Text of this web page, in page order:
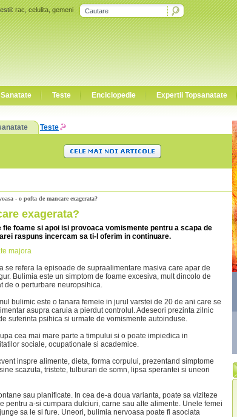
rac,celulita,gemeni
Teste Enciclopedie Expertii Topsanatate
Teste
- o pofta de mancare exagerata?
exagerata?
foame si apoi isi provoaca vomismente pentru a scapa de
raspuns incercam sa ti-l oferim in continuare.
majora
se refera la episoade de supraalimentare masiva care apar de
Bulimia este un simptom de foame excesiva, mult dincolo de
de o perturbare neuropsihica.
bulimic este o tanara femeie in jurul varstei de 20 de ani care se
asupra caruia a pierdut controlul. Adeseori prezinta zilnic
suferinta psihica si urmate de vomismente autoinduse.
cea mai mare parte a timpului si o poate impiedica in
sociale, ocupationale si academice.
inspre alimente, dieta, forma corpului, prezentand simptome
scazuta, tristete, tulburari de somn, lipsa sperantei si uneori
sau planificate. In cea de-a doua varianta, poate sa viziteze
pentru a-si cumpara dulciuri, carne sau alte alimente. Unele femei
sa le si fure. Uneori, bulimia nervoasa poate fi asociata